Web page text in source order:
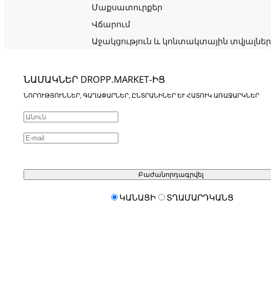
Մաքսատուրքեր
Վճարում
Աջակցություն և կոնտակտային տվյալներ
ՆԱՄԱԿՆԵՐ DROPP.MARKET-ԻՑ
ՆՈՐՈՒԹՅՈՒՆՆԵՐ, ԳԱՂԱՓԱՐՆԵՐ, ԸՆՏՐԱՆԻՆԵՐ ԵՒ ՀԱՏՈՒԿ ԱՌԱՋԱՐԿՆԵՐ
Բաժանորդագրվել
ԿԱՆԱՑԻ ՏՂԱՄԱՐԴԿԱՆՑ